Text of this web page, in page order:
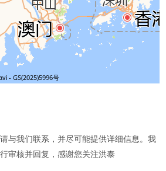
与我们联系，并尽可能提供详细信息。我
审核并回复，感谢您关注洪泰